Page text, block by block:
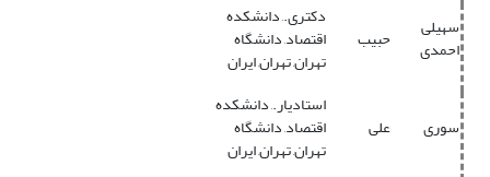
سهیلی
احمدی حبیب
دکتری., دانشکده
اقتصاد, دانشگاه
تهران, تهران, ایران
سوری علی
استادیار., دانشکده
اقتصاد, دانشگاه
تهران, تهران, ایران